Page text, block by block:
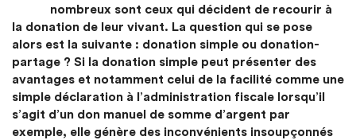
nombreux sont ceux qui décident de recourir à
la donation de leur vivant. La question qui se pose
alors est la suivante : donation simple ou donation-
partage ? Si la donation simple peut présenter des
avantages et notamment celui de la facilité comme une
simple déclaration à l’administration fiscale lorsqu’il
s’agit d’un don manuel de somme d’argent par
exemple, elle génère des inconvénients insoupçonnés